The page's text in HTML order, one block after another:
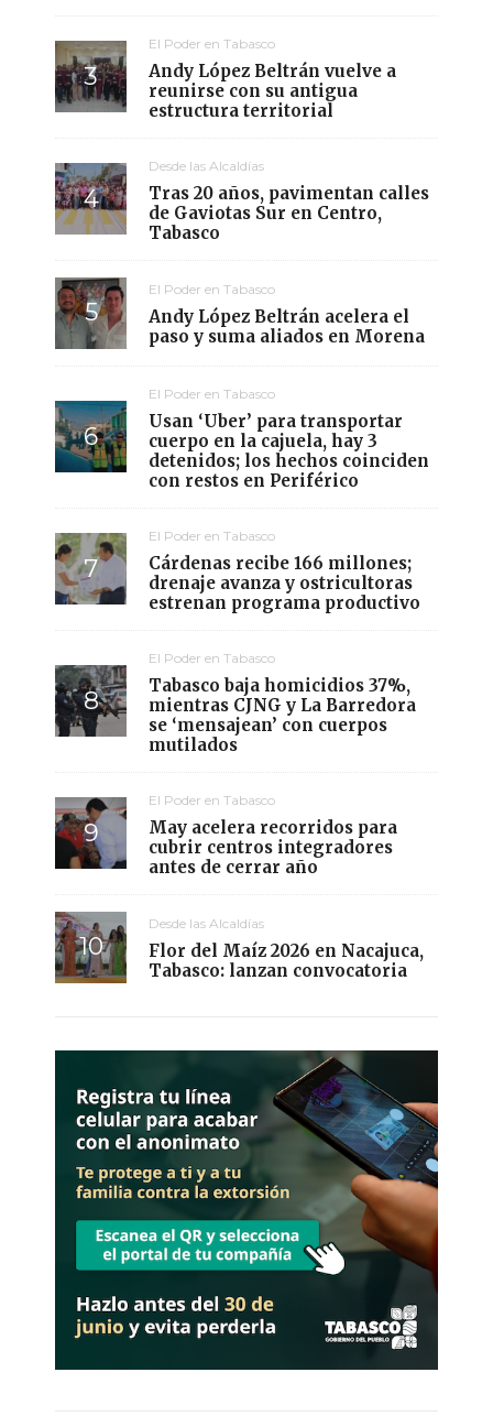
El Poder en Tabasco
Andy López Beltrán vuelve a
reunirse con su antigua
estructura territorial
Desde las Alcaldías
Tras 20 años, pavimentan calles
de Gaviotas Sur en Centro,
Tabasco
El Poder en Tabasco
Andy López Beltrán acelera el
paso y suma aliados en Morena
El Poder en Tabasco
Usan ‘Uber’ para transportar
cuerpo en la cajuela, hay 3
detenidos; los hechos coinciden
con restos en Periférico
El Poder en Tabasco
Cárdenas recibe 166 millones;
drenaje avanza y ostricultoras
estrenan programa productivo
El Poder en Tabasco
Tabasco baja homicidios 37%,
mientras CJNG y La Barredora
se ‘mensajean’ con cuerpos
mutilados
El Poder en Tabasco
May acelera recorridos para
cubrir centros integradores
antes de cerrar año
Desde las Alcaldías
Flor del Maíz 2026 en Nacajuca,
Tabasco: lanzan convocatoria